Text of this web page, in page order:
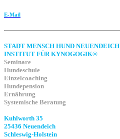
E-Mail
STADT MENSCH HUND NEUENDEICH
INSTITUT FÜR KYNOGOGIK®
Seminare
Hundeschule
Einzelcoaching
Hundepension
Ernährung
Systemische Beratung
Kuhlworth 35
25436 Neuendeich
Schleswig-Holstein